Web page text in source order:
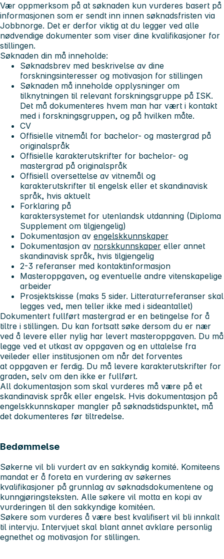
Vær oppmerksom på at søknaden kun vurderes basert på
informasjonen som er sendt inn innen søknadsfristen via
Jobbnorge. Det er derfor viktig at du legger ved alle
nødvendige dokumenter som viser dine kvalifikasjoner for
stillingen.
Søknaden din må inneholde:
Søknadsbrev med beskrivelse av dine
forskningsinteresser og motivasjon for stillingen
Søknaden må inneholde opplysninger om
tilknytningen til relevant forskningsgruppe på ISK.
Det må dokumenteres hvem man har vært i kontakt
med i forskningsgruppen, og på hvilken måte.
CV
Offisielle vitnemål for bachelor- og mastergrad på
originalspråk
Offisielle karakterutskrifter for bachelor- og
mastergrad på originalspråk
Offisiell oversettelse av vitnemål og
karakterutskrifter til engelsk eller et skandinavisk
språk, hvis aktuelt
Forklaring på
karaktersystemet for utenlandsk utdanning (Diploma
Supplement om tilgjengelig)
Dokumentasjon av engelskkunnskaper
Dokumentasjon av norskkunnskaper eller annet
skandinavisk språk, hvis tilgjengelig
2-3 referanser med kontaktinformasjon
Masteroppgaven, og eventuelle andre vitenskapelige
arbeider
Prosjektskisse (maks 5 sider. Litteraturreferanser skal
legges ved, men teller ikke med i sideantallet)
Dokumentert fullført mastergrad er en betingelse for å
tiltre i stillingen. Du kan fortsatt søke dersom du er nær
ved å levere eller nylig har levert masteroppgaven. Du må
legge ved et utkast av oppgaven og en uttalelse fra
veileder eller institusjonen om når det forventes
at oppgaven er ferdig. Du må levere karakterutskrifter for
graden, selv om den ikke er fullført.
All dokumentasjon som skal vurderes må være på et
skandinavisk språk eller engelsk. Hvis dokumentasjon på
engelskkunnskaper mangler på søknadstidspunktet, må
det dokumenteres før tiltredelse.
Bedømmelse
Søkerne vil bli vurdert av en sakkyndig komité. Komiteens
mandat er å foreta en vurdering av søkernes
kvalifikasjoner på grunnlag av søknadsdokumentene og
kunngjøringsteksten. Alle søkere vil motta en kopi av
vurderingen til den sakkyndige komitéen.
Søkere som vurderes å være best kvalifisert vil bli innkalt
til intervju. Intervjuet skal blant annet avklare personlig
egnethet og motivasjon for stillingen.